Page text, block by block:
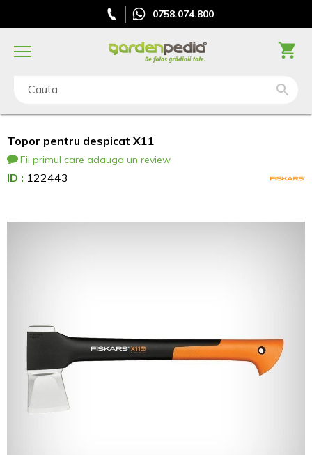
0758.074.800
Cauta
Topor pentru despicat X11
Fii primul care adauga un review
ID : 122443